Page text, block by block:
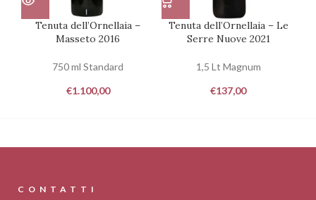
Tenuta dell’Ornellaia –
Masseto 2016
750 ml Standard
€1.100,00
Tenuta dell’Ornellaia – Le
Serre Nuove 2021
1,5 Lt Magnum
€137,00
CONTATTI